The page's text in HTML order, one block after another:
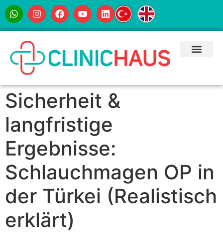
Sicherheit &
langfristige
Ergebnisse:
Schlauchmagen OP in
der Türkei (Realistisch
erklärt)